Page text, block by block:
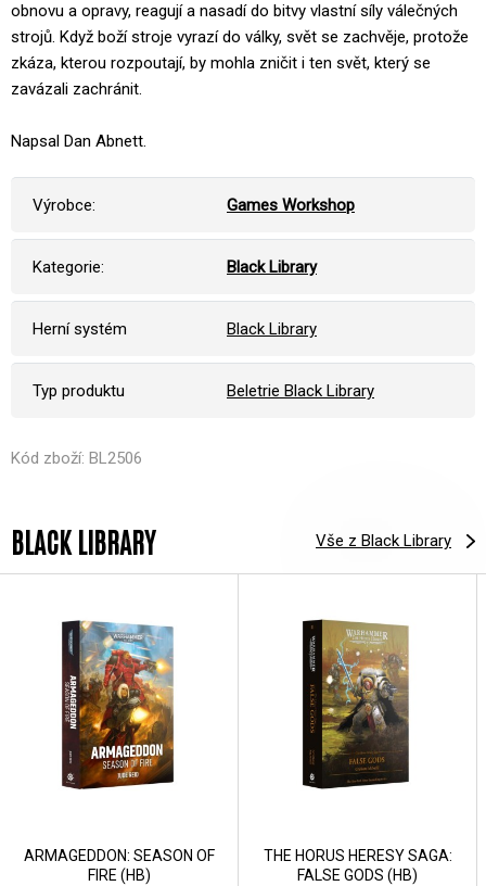
obnovu a opravy, reagují a nasadí do bitvy vlastní síly válečných
strojů. Když boží stroje vyrazí do války, svět se zachvěje, protože
zkáza, kterou rozpoutají, by mohla zničit i ten svět, který se
zavázali zachránit.
Napsal Dan Abnett.
Výrobce: Games Workshop
Kategorie: Black Library
Herní systém Black Library
Typ produktu Beletrie Black Library
Kód zboží: BL2506
BLACK LIBRARY Vše z Black Library
ARMAGEDDON: SEASON OF
FIRE (HB)
THE HORUS HERESY SAGA:
FALSE GODS (HB)